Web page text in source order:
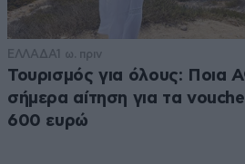
ΕΛΛΑΔΑ1 ω. πριν
Τουρισμός για όλους: Ποια
σήμερα αίτηση για τα
600 ευρώ